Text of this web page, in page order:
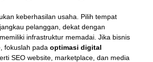
keberhasilan usaha. Pilih tempat
pelanggan, dekat dengan
infrastruktur memadai. Jika bisnis
fokuslah pada optimasi digital
SEO website, marketplace, dan media